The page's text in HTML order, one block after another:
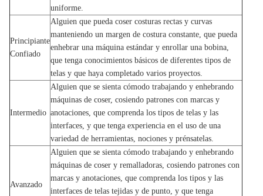
uniforme.
Principiante
Confiado
Alguien que pueda coser costuras rectas y curvas
manteniendo un margen de costura constante, que pueda
enhebrar una máquina estándar y enrollar una bobina,
que tenga conocimientos básicos de diferentes tipos de
telas y que haya completado varios proyectos.
Intermedio
Alguien que se sienta cómodo trabajando y enhebrando
máquinas de coser, cosiendo patrones con marcas y
anotaciones, que comprenda los tipos de telas y las
interfaces, y que tenga experiencia en el uso de una
variedad de herramientas, nociones y prénsatelas.
Avanzado
Alguien que se sienta cómodo trabajando y enhebrando
máquinas de coser y remalladoras, cosiendo patrones con
marcas y anotaciones, que comprenda los tipos y las
interfaces de telas tejidas y de punto, y que tenga